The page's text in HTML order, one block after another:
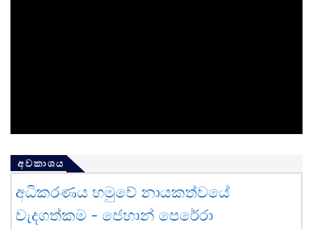
අවකාශය
අධිකරණය හමුවේ නායකත්වයේ
වැදගත්කම - ජෙහාන් පෙරේරා